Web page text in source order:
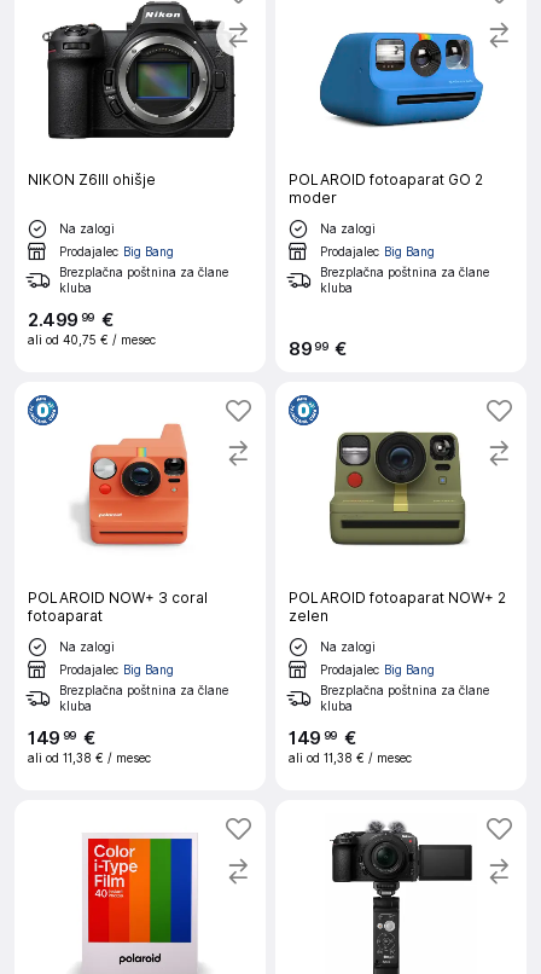
NIKON Z6III ohišje
Na zalogi
Prodajalec Big Bang
Brezplačna poštnina za člane
kluba
2.499 99 €
ali od 40,75 € / mesec
POLAROID fotoaparat GO 2
moder
Na zalogi
Prodajalec Big Bang
Brezplačna poštnina za člane
kluba
8999 €
POLAROID NOW+ 3 coral
fotoaparat
Na zalogi
Prodajalec Big Bang
Brezplačna poštnina za člane
kluba
149 99 €
ali od 11,38 € / mesec
POLAROID fotoaparat NOW+ 2
zelen
Na zalogi
Prodajalec Big Bang
Brezplačna poštnina za člane
kluba
149 99 €
ali od 11,38 € / mesec